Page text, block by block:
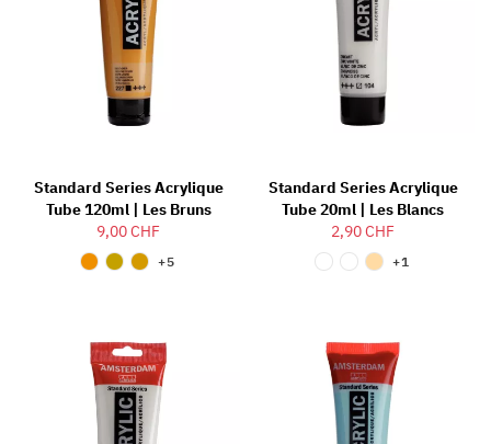
Standard Series Acrylique
Tube 120ml | Les Bruns
9,00 CHF
+5
Standard Series Acrylique
Tube 20ml | Les Blancs
2,90 CHF
+1